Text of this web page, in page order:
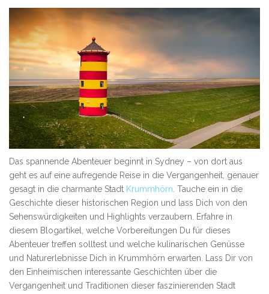
Das spannende Abenteuer beginnt in Sydney – von dort aus
geht es auf eine aufregende Reise in die Vergangenheit, genauer
gesagt in die charmante Stadt Krummhörn . Tauche ein in die
Geschichte dieser historischen Region und lass Dich von den
Sehenswürdigkeiten und Highlights verzaubern. Erfahre in
diesem Blogartikel, welche Vorbereitungen Du für dieses
Abenteuer treffen solltest und welche kulinarischen Genüsse
und Naturerlebnisse Dich in Krummhörn erwarten. Lass Dir von
den Einheimischen interessante Geschichten über die
Vergangenheit und Traditionen dieser faszinierenden Stadt